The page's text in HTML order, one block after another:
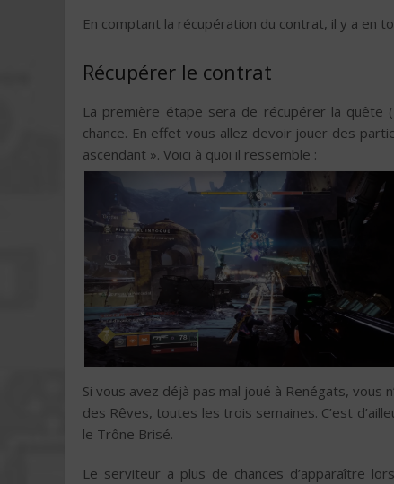
En comptant la récupération du contrat, il y a en
Récupérer le contrat
La première étape sera de récupérer la quête
chance. En effet vous allez devoir jouer des
ascendant ». Voici à quoi il ressemble :
Si vous avez déjà pas mal joué à Renégats, vous
des Rêves, toutes les trois semaines. C’est
le Trône Brisé.
Le serviteur a plus de chances d’apparaître